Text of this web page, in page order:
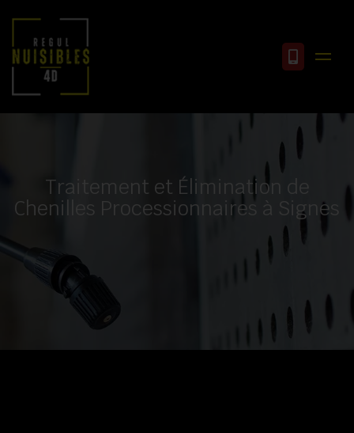
Traitement et Élimination de
Chenilles Processionnaires à Signes